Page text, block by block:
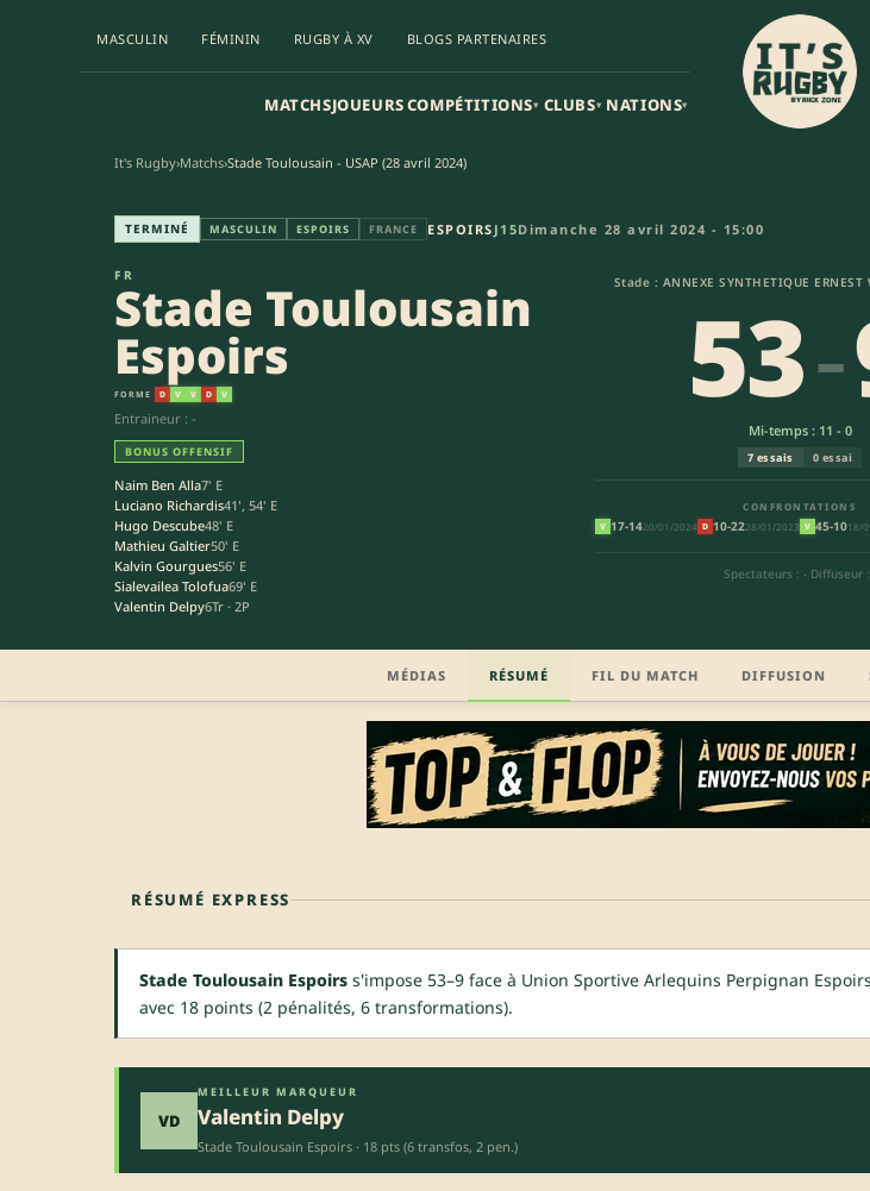
MASCULIN FÉMININ RUGBY À XV BLOGS PARTENAIRES
MATCHSJOUEURSCOMPÉTITIONS▾ CLUBS▾ NATIONS▾
It's Rugby›Matchs›Stade Toulousain - USAP (28 avril 2024)
Stade Toulousain Espoirs - Union Sportive
TERMINÉ MASCULIN ESPOIRS FRANCE ESPOIRS J15Dimanche 28 avril 2024 - 15:00
FR
Stade Toulousain
Espoirs
FORME D V V D V
Entraineur : -
BONUS OFFENSIF
Naim Ben Alla7' E
Luciano Richardis41', 54' E
Hugo Descube48' E
Mathieu Galtier50' E
Kalvin Gourgues56' E
Sialevailea Tolofua69' E
Valentin Delpy6Tr · 2P
Stade : ANNEXE SYNTHETIQUE
53-
Mi-temps : 11 - 0
7 essais 0 essai
CONFRONTATIONS
V 17-1420/01/2024 D 10-2228/01/2023 V 45-1018/
Spectateurs : -·Diffuseur
MÉDIAS RÉSUMÉ FIL DU MATCH DIFFUSION
RÉSUMÉ EXPRESS
Stade Toulousain Espoirs s'impose 53–9 face à Union Sportive Arlequins Perpignan
avec 18 points (2 pénalités, 6 transformations).
VD
MEILLEUR MARQUEUR
Valentin Delpy
Stade Toulousain Espoirs · 18 pts (6 transfos, 2 pen.)